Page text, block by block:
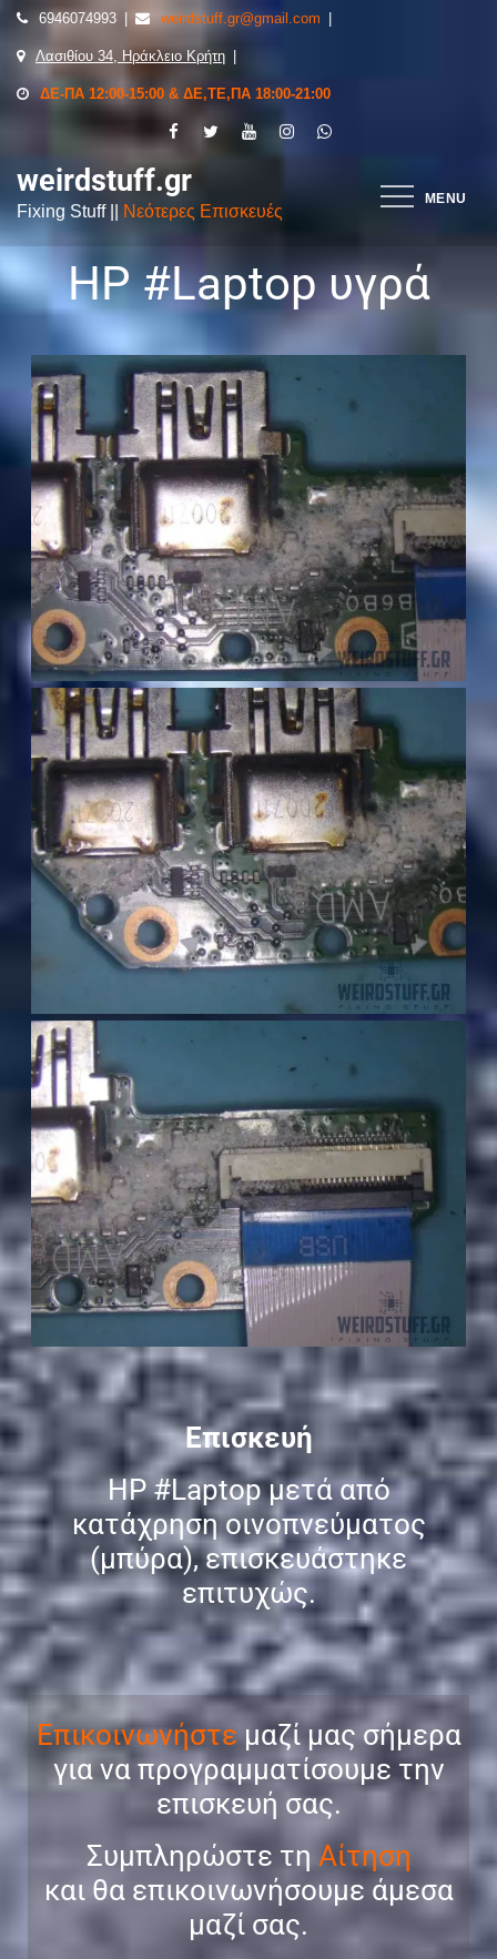
6946074993 weirdstuff.gr@gmail.com
Λασιθίου 34, Ηράκλειο Κρήτη
ΔΕ-ΠΑ 12:00-15:00 & ΔΕ,ΤΕ,ΠΑ 18:00-21:00
MENU
weirdstuff.gr
Fixing Stuff || Νεότερες Επισκευές
HP #Laptop υγρά
Επισκευή
HP#Laptopμετά από
κατάχρηση οινοπνεύματος
(μπύρα), επισκευάστηκε
επιτυχώς.
Επικοινωνήστεμαζί μας σήμερα
για να προγραμματίσουμε την
επισκευή σας.
Συμπληρώστε τη Αίτηση
και θα επικοινωνήσουμε άμεσα
μαζί σας.